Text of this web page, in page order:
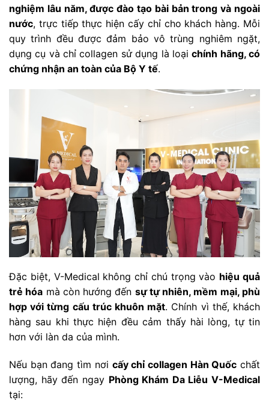
nghiệm lâu năm, được đào tạo bài bản trong và ngoài
nước, trực tiếp thực hiện cấy chỉ cho khách hàng. Mỗi
quy trình đều được đảm bảo vô trùng nghiêm ngặt,
dụng cụ và chỉ collagen sử dụng là loạichính hãng, có
chứng nhận an toàn của Bộ Y tế.
Đặc biệt, V-Medical không chỉ chú trọng vào hiệu quả
trẻ hóa mà còn hướng đến sự tự nhiên, mềm mại, phù
hợp với từng cấu trúc khuôn mặt. Chính vì thế, khách
hàng sau khi thực hiện đều cảm thấy hài lòng, tự tin
hơn với làn da của mình.
Nếu bạn đang tìm nơi cấy chỉ collagen Hàn Quốc chất
lượng, hãy đến ngay Phòng Khám Da Liễu V-Medical
tại: